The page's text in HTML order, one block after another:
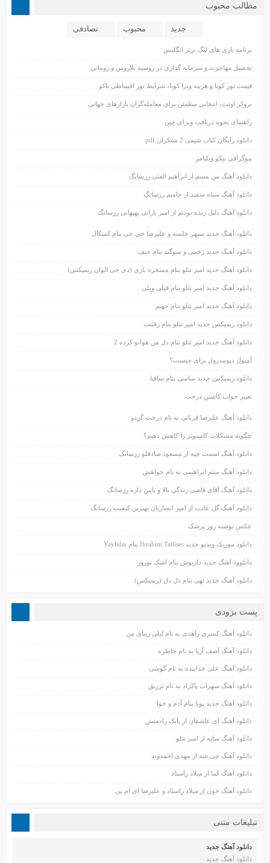
مطالب محبوب
جدید محبوب تصادفی
برنامه بازی های لیگ برتر انگلیس
تحصیل مهاجرت و سرمایه گذاری در روسیه بلاروس و رومانی
قیمت تور کوبا و هزینه ویزا کوبا، شرایط تور اقساطی باکو
بروکر اوتت، انتخابی مطمئن برای معامله‌گران بازارهای جهانی
راهنمای نحوه دریافت ویزای چین
دانلود رایگان کتاب شیمی 2 مبتکران pdf
بیوگرافی نیکو ویلیامز
دانلود آهنگ من مسم از ابراهیم الفتی رزسانگ
دانلود آهنگ سیاه سفید از حامیم رزسانگ
دانلود آهنگ دلیل زنده بودنم از امیر بارانی بهبهانی رزسانگ
دانلود آهنگ جدید سپهر خلسه و علیرضا جی جی بنام کمیکال
دانلود آهنگ جدید زخمی و سوگند بنام حیف
دانلود آهنگ جدید امیر تتلو بنام مسخره بازی (دی جی الوان ریمیکس)
دانلود آهنگ جدید امیر تتلو بنام قیلی ویلی
دانلود آهنگ جدید امیر تتلو بنام جهنم
دانلود ریمیکس جدید امیر تتلو بنام رفتنت
دانلود آهنگ جدید امیر تتلو بنام دل من هواتو کرده 2
آمپول دپومدرول برای چیست؟
دانلود ریمیکس جدید ساسی بنام ساقیا
تعبیر خواب کاشتن درخت
دانلود آهنگ علیرضا قربانی به نام درخت گردو
چگونه مشکلات کامپیوتر را کاهش دهیم؟
دانلود آهنگ اسمت چیه از مسعود صادقلو رزسانگ
دانلود آهنگ میثم ابراهیمی به نام خواهش
دانلود آهنگ آقای قاضی زندگی بالا و پایین داره رزسانگ
دانلود آهنگ گل عادت از امیر انصاریان بهترین کیفیت رزسانگ
عکس نوشته روز پزشک
دانلود موزیک ویدیو جدید Ibrahim Tatlises بنام Yaylalar
دانلوود آهنگ جدید داریوش بنام اشک نوروز
دانلود آهنگ جدید تهی بنام دل دل (ریمیکس)
پست بزودی
دانلود آهنگ کسری زاهدی به نام لیلی زیبای من
دانلود آهنگ آصف آریا به نام خاطره
دانلود آهنگ علی خدابنده به نام گوشی
دانلود آهنگ سهراب پاکزاد به نام تزریق
دانلود آهنگ جدید پویا بنام آدم و حوا
دانلود آهنگ ای عاشقان از بابک رادمنش
دانلود آهنگ سایه از امیر تتلو
دانلود آهنگ چی شد از مهدی احمدوند
دانلود آهنگ کما از میلاد راستاد
دانلود آهنگ خون از میلاد راستاد و علیرضا ای ام پی
تبلیغات متنی
دانلود آهنگ جدید
دانلود آهنگ جدید